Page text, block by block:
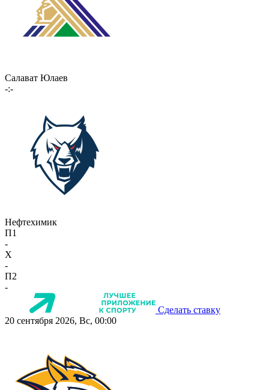
Салават Юлаев
-:-
Нефтехимик
П1
-
X
-
П2
-
Сделать ставку
20 сентября 2026, Вс, 00:00